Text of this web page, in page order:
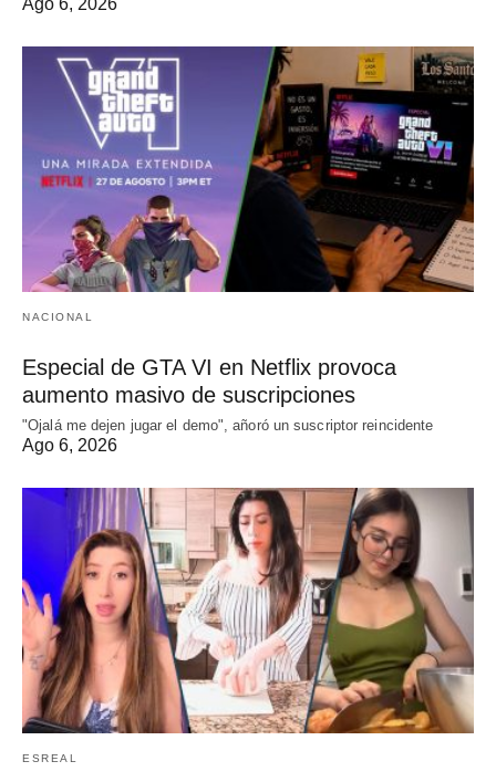
Ago 6, 2026
NACIONAL
Especial de GTA VI en Netflix provoca
aumento masivo de suscripciones
"Ojalá me dejen jugar el demo", añoró un suscriptor reincidente
Ago 6, 2026
ESREAL